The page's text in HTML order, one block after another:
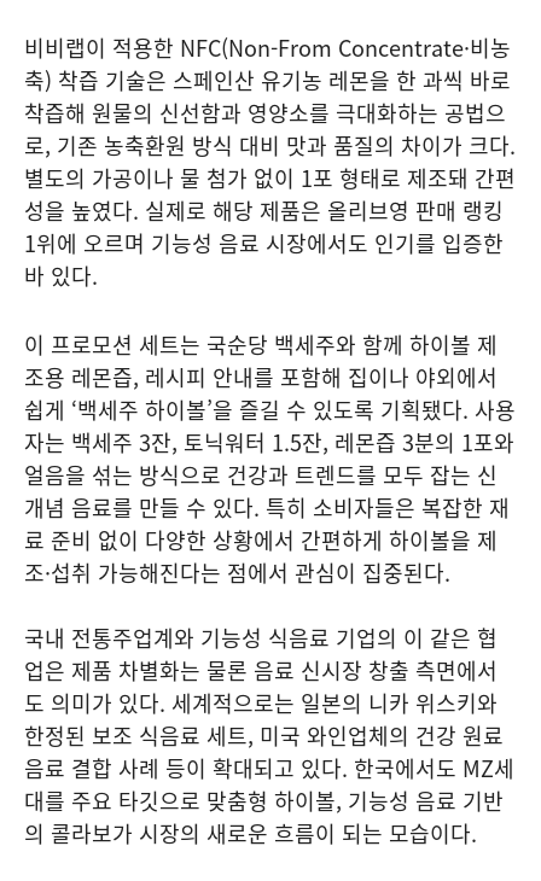
비비랩이 적용한 NFC(Non-From Concentrate·비농
축) 착즙 기술은 스페인산 유기농 레몬을 한 과씩 바로
착즙해 원물의 신선함과 영양소를 극대화하는 공법으
로, 기존 농축환원 방식 대비 맛과 품질의 차이가 크다.
별도의 가공이나 물 첨가 없이 1포 형태로 제조돼 간편
성을 높였다. 실제로 해당 제품은 올리브영 판매 랭킹
1위에 오르며 기능성 음료 시장에서도 인기를 입증한
바 있다.
이 프로모션 세트는 국순당 백세주와 함께 하이볼 제
조용 레몬즙, 레시피 안내를 포함해 집이나 야외에서
쉽게 ‘백세주 하이볼’을 즐길 수 있도록 기획됐다. 사용
자는 백세주 3잔, 토닉워터 1.5잔, 레몬즙 3분의 1포와
얼음을 섞는 방식으로 건강과 트렌드를 모두 잡는 신
개념 음료를 만들 수 있다. 특히 소비자들은 복잡한 재
료 준비 없이 다양한 상황에서 간편하게 하이볼을 제
조·섭취 가능해진다는 점에서 관심이 집중된다.
국내 전통주업계와 기능성 식음료 기업의 이 같은 협
업은 제품 차별화는 물론 음료 신시장 창출 측면에서
도 의미가 있다. 세계적으로는 일본의 니카 위스키와
한정된 보조 식음료 세트, 미국 와인업체의 건강 원료
음료 결합 사례 등이 확대되고 있다. 한국에서도 MZ세
대를 주요 타깃으로 맞춤형 하이볼, 기능성 음료 기반
의 콜라보가 시장의 새로운 흐름이 되는 모습이다.